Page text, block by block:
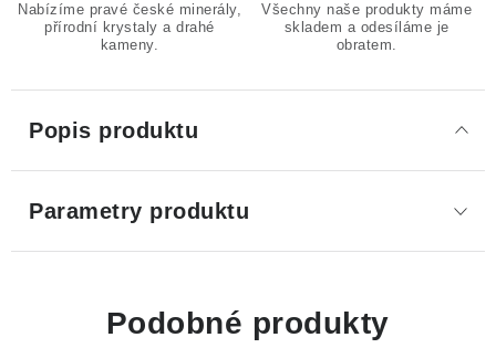
Nabízíme pravé české minerály,
přírodní krystaly a drahé
kameny.
Všechny naše produkty máme
skladem a odesíláme je
obratem.
Popis produktu
Parametry produktu
Podobné produkty